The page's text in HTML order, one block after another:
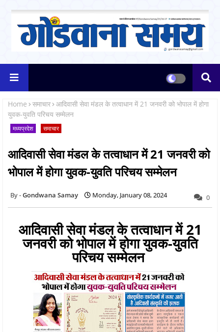
Home समाचार आदिवासी सेवा मंडल के तत्वाधान में 21 जनवरी को भोपाल में होगा
युवक-युवति परिचय सम्मेलन
मध्यप्रदेश समाचार
आदिवासी सेवा मंडल के तत्वाधान में 21 जनवरी को
भोपाल में होगा युवक-युवति परिचय सम्मेलन
Gondwana Samay Monday, January 08, 2024 0
आदिवासी सेवा मंडल के तत्वाधान में 21
जनवरी को भोपाल में होगा युवक-युवति
परिचय सम्मेलन